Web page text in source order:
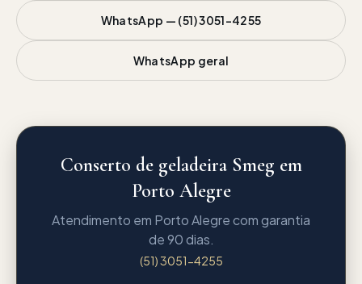
WhatsApp — (51) 3051-4255
WhatsApp geral
Conserto de geladeira Smeg em
Porto Alegre
Atendimento em Porto Alegre com garantia
de 90 dias.
(51) 3051-4255